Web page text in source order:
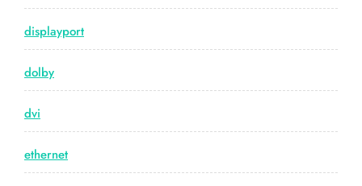
displayport
dolby
dvi
ethernet